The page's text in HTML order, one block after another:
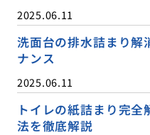
2025.06.11
洗面台の排水詰まり解
ナンス
2025.06.11
トイレの紙詰まり完
法を徹底解説